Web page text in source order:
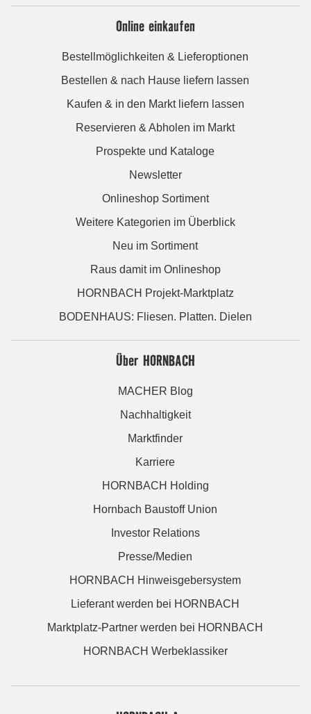
Online einkaufen
Bestellmöglichkeiten & Lieferoptionen
Bestellen & nach Hause liefern lassen
Kaufen & in den Markt liefern lassen
Reservieren & Abholen im Markt
Prospekte und Kataloge
Newsletter
Onlineshop Sortiment
Weitere Kategorien im Überblick
Neu im Sortiment
Raus damit im Onlineshop
HORNBACH Projekt-Marktplatz
BODENHAUS: Fliesen. Platten. Dielen
Über HORNBACH
MACHER Blog
Nachhaltigkeit
Marktfinder
Karriere
HORNBACH Holding
Hornbach Baustoff Union
Investor Relations
Presse/Medien
HORNBACH Hinweisgebersystem
Lieferant werden bei HORNBACH
Marktplatz-Partner werden bei HORNBACH
HORNBACH Werbeklassiker